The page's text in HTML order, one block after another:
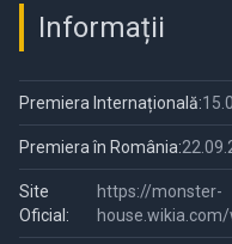
Informații
Premiera Internațională:
Premiera în România:
Site
Oficial:
https://monster-